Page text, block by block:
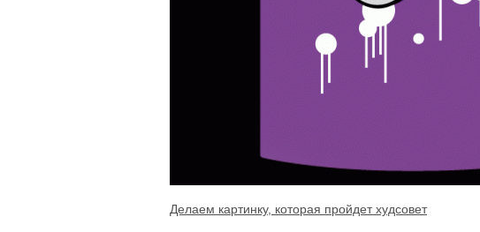
Делаем картинку, которая пройдет худсовет